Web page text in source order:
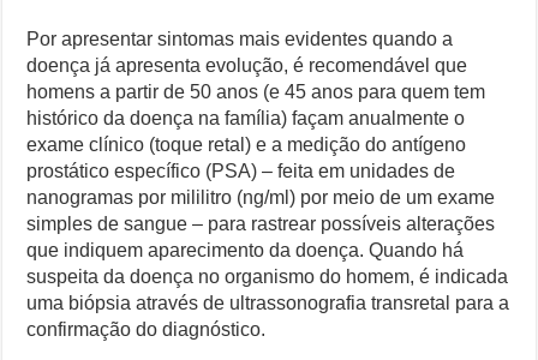
Por apresentar sintomas mais evidentes quando a
doença já apresenta evolução, é recomendável que
homens a partir de 50 anos (e 45 anos para quem tem
histórico da doença na família) façam anualmente o
exame clínico (toque retal) e a medição do antígeno
prostático específico (PSA) – feita em unidades de
nanogramas por mililitro (ng/ml) por meio de um exame
simples de sangue – para rastrear possíveis alterações
que indiquem aparecimento da doença. Quando há
suspeita da doença no organismo do homem, é indicada
uma biópsia através de ultrassonografia transretal para a
confirmação do diagnóstico.